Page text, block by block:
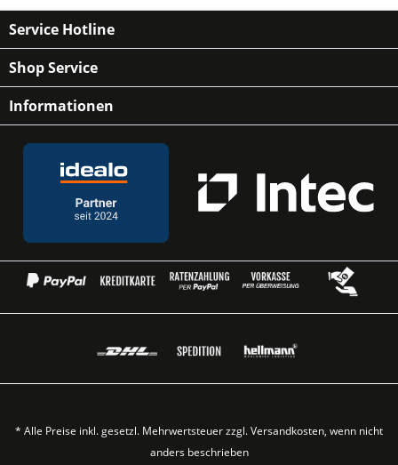
Service Hotline
Shop Service
Informationen
* Alle Preise inkl. gesetzl. Mehrwertsteuer zzgl.Versandkosten, wenn nicht
anders beschrieben